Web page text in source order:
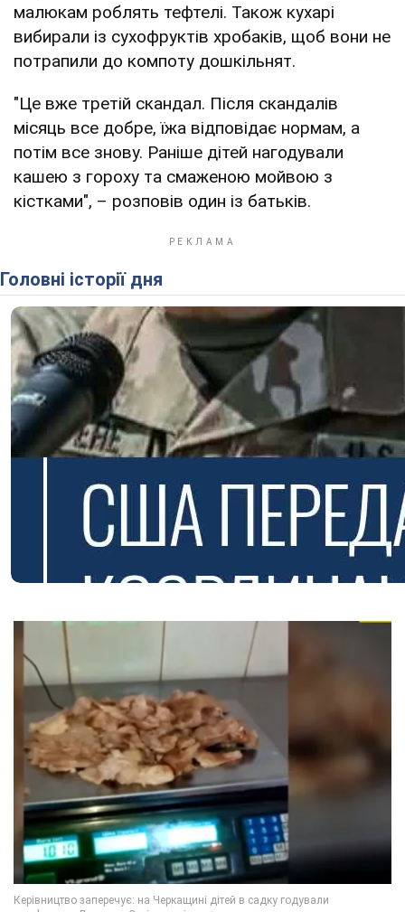
малюкам роблять тефтелі. Також кухарі
вибирали із сухофруктів хробаків, щоб вони не
потрапили до компоту дошкільнят.
"Це вже третій скандал. Після скандалів
місяць все добре, їжа відповідає нормам, а
потім все знову. Раніше дітей нагодували
кашею з гороху та смаженою мойвою з
кістками", – розповів один із батьків.
Головні історії дня